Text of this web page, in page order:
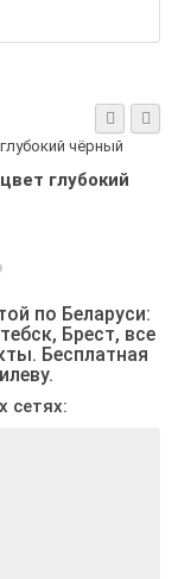
глубокий
по Беларуси:
Брест, все
. Бесплатная
сетях: